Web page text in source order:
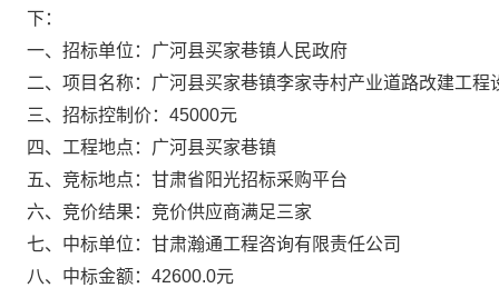
下：
一、招标单位：广河县买家巷镇人民政府
二、项目名称： 广河县买家巷镇李家寺村产业道路改建工程
三、招标控制价： 45000元
四、工程地点：广河县买家巷镇
五、竞标地点：甘肃省阳光招标采购平台
六、竞价结果：竞价供应商满足三家
七、中标单位：甘肃瀚通工程咨询有限责任公司
八、中标金额： 42600.0元